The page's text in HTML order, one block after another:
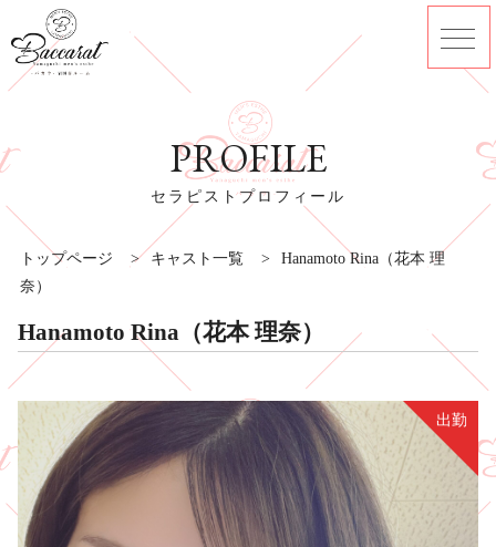
セラピストプロフィール
PROFILE
トップページ > キャスト一覧 >
Hanamoto Rina（花本 理
奈）
出勤
Hanamoto Rina（花本 理奈）